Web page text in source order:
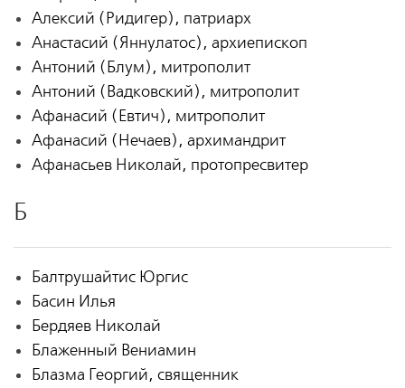
Алексий (Ридигер), патриарх
Анастасий (Яннулатос), архиепископ
Антоний (Блум), митрополит
Антоний (Вадковский), митрополит
Афанасий (Евтич), митрополит
Афанасий (Нечаев), архимандрит
Афанасьев Николай, протопресвитер
Б
Балтрушайтис Юргис
Басин Илья
Бердяев Николай
Блаженный Вениамин
Блазма Георгий, священник